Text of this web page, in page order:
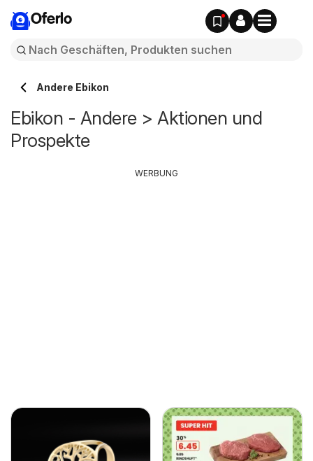
Oferlo
Andere Ebikon
Ebikon - Andere > Aktionen und
Prospekte
WERBUNG